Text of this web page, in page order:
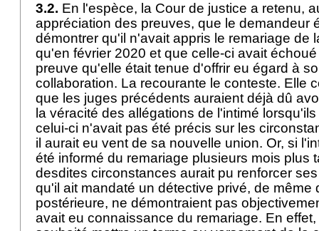
3.2. En l'espèce, la Cour de justice a retenu,
appréciation des preuves, que le demandeur
démontrer qu'il n'avait appris le remariage de
qu'en février 2020 et que celle-ci avait
preuve qu'elle était tenue d'offrir eu égard à
collaboration. La recourante le conteste. Elle
que les juges précédents auraient déjà dû
la véracité des allégations de l'intimé
celui-ci n'avait pas été précis sur les
il aurait eu vent de sa nouvelle union. Or, si
été informé du remariage plusieurs mois plus
desdites circonstances aurait pu renforcer
qu'il ait mandaté un détective privé, de même
postérieure, ne démontraient pas
avait eu connaissance du remariage. En